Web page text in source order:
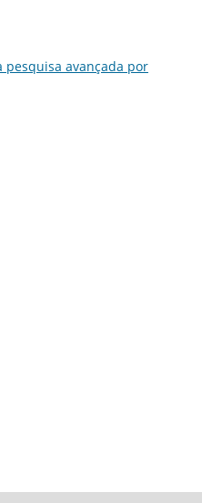
pesquisa avançada por